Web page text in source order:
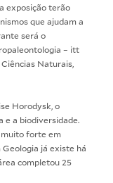
exposição terão
que ajudam a
será o
– itt
Naturais,
Horodysk, o
e a biodiversidade.
muito forte em
já existe há
completou 25